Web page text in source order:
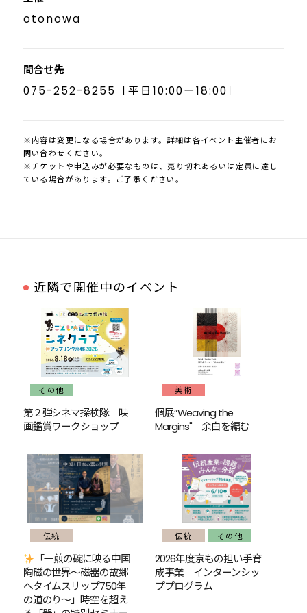
otonowa
問合せ先
075-252-8255［平日10:00ー18:00］
※内容は変更になる場合があります。詳細は各イベント主催者にお
問い合わせください。
※チケットや申込みが必要なものは、売り切れあるいは定員に達し
ている場合があります。ご了承ください。
近隣で開催中のイベント
その他
第２弾シネマ探検隊 映
画鑑賞ワークショップ
美術
個展”Weaving the
Margins" 余白を編む
伝統
「一煎の碗に映る中国
陶磁の世界〜磁器の故郷
へタイムスリップ750年
の道のり〜」時空を超え
伝統 その他
2026年度京もの担い手育
成事業 インターンシッ
ププログラム